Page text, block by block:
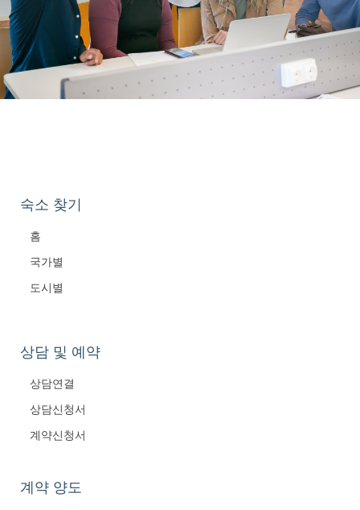
숙소 찾기
홈
국가별
도시별
상담 및 예약
상담연결
상담신청서
계약신청서
계약 양도